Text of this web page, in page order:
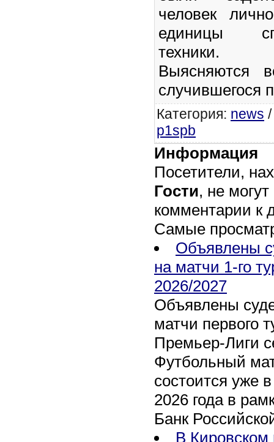
человек
единицы
техники.
Выясняются
случившегося
Категория: news
p1spb
Информация
Посетители,
Гости, не
комментарии к
Самые
Объявлены
на матчи 1-го
2026/2027
Объявлены
матчи первого
Премьер-Лиги
Футбольный
состоится уже
2026 года в
Банк
В Кировском